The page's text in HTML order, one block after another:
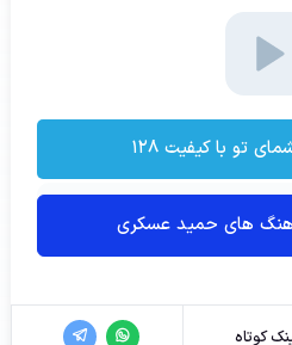
تو با کیفیت ۱۲۸
های حمید عسکری
کوتاه